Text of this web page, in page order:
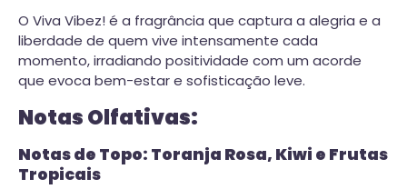
O Viva Vibez! é a fragrância que captura a alegria e a
liberdade de quem vive intensamente cada
momento, irradiando positividade com um acorde
que evoca bem-estar e sofisticação leve.
Notas Olfativas:
Notas de Topo: Toranja Rosa, Kiwi e Frutas
Tropicais